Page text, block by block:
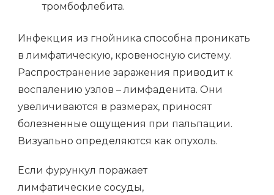
тромбофлебита.
Инфекция из гнойника способна проникать
в лимфатическую, кровеносную систему.
Распространение заражения приводит к
воспалению узлов – лимфаденита. Они
увеличиваются в размерах, приносят
болезненные ощущения при пальпации.
Визуально определяются как опухоль.
Если фурункул поражает
лимфатические сосуды,